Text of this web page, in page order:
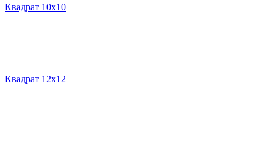
Квадрат 10х10
Квадрат 12х12